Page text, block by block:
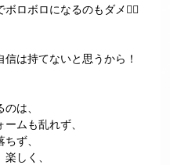
ボロボロになるのもダメ🙅‍♀️
信は持てないと思うから！
は、
ムも乱れず、
ず、
しく、